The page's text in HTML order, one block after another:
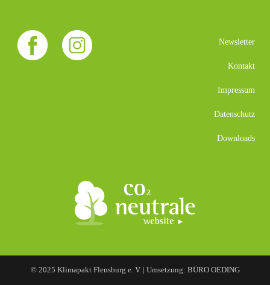
Newsletter
Kontakt
Impressum
Datenschutz
Downloads
© 2025 Klimapakt Flensburg e. V. | Umsetzung: BÜRO OEDING